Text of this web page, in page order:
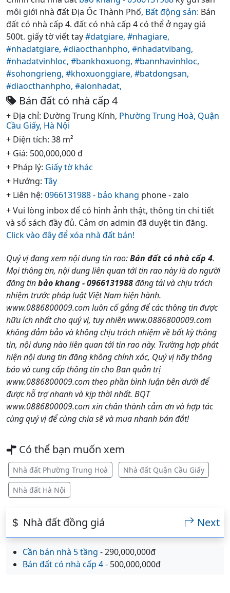
môi giới nhà đất Địa Ốc Thành Phố, Bất động sản: Bán
đất có nhà cấp 4. đất có nhà cấp 4 có thể ở ngay giá
500t. giấy tờ viết tay#datgiare, #nhagiare,
#nhadatgiare, #diaocthanhpho, #nhadatvibang,
#nhadatvinhloc, #bankhoxuong, #bannhavinhloc,
#sohongrieng, #khoxuonggiare, #batdongsan,
#diaocthanhpho, #alonhadat,
Bán đất có nhà cấp 4
+ Địa chỉ: Đường Trung Kính, Phường Trung Hoà, Quận
Cầu Giấy, Hà Nội
+ Diện tích: 38 m²
+ Giá: 500,000,000 đ
+ Pháp lý: Giấy tờ khác
+ Hướng: Tây
+ Liên hệ: 0966131988 - bảo khang phone - zalo
+ Vui lòng inbox để có hình ảnh thật, thông tin chi tiết
và sổ sách đầy đủ. Cảm ơn admin đã duyệt tin đăng.
Click vào đây để xóa nhà đất bán!
Quý vị đang xem nội dung tin rao:Bán đất có nhà cấp 4.
Mọi thông tin, nội dung liên quan tới tin rao này là do người
đăng tinbảo khang - 0966131988đăng tải và chịu trách
nhiệm trước pháp luật Việt Nam hiện hành.
www.0886800009.com luôn cố gắng để các thông tin được
hữu ích nhất cho quý vị, tuy nhiên www.0886800009.com
không đảm bảo và không chịu trách nhiệm về bất kỳ thông
tin, nội dung nào liên quan tới tin rao này. Trường hợp phát
hiện nội dung tin đăng không chính xác, Quý vị hãy thông
báo và cung cấp thông tin cho Ban quản trị
www.0886800009.com theo phần bình luận bên dưới để
được hỗ trợ nhanh và kịp thời nhất. BQT
www.0886800009.com xin chân thành cảm ơn và hợp tác
cùng quý vị để cùng chia sẽ và mua nhanh bán đắt!
Có thể bạn muốn xem
Nhà đất Phường Trung Hoà Nhà đất Quận Cầu Giấy
Nhà đất Hà Nội
Nhà đất đồng giá Next
Cần bán nhà 5 tầng - 290,000,000đ
Bán đất có nhà cấp 4- 500,000,000đ